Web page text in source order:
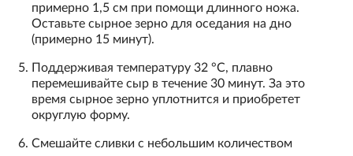
примерно 1,5 см при помощи длинного ножа.
Оставьте сырное зерно для оседания на дно
(примерно 15 минут).
Поддерживая температуру 32 °С, плавно
перемешивайте сыр в течение 30 минут. За это
время сырное зерно уплотнится и приобретет
округлую форму.
Смешайте сливки с небольшим количеством